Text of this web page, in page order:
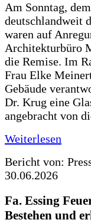
Am Sonntag,
deutschlandweit
waren auf
Architekturbüro
die Remise. Im
Frau Elke
Gebäude
Dr. Krug eine
angebracht von
Weiterlesen
Bericht von:
30.06.2026
Fa. Essing
Bestehen und